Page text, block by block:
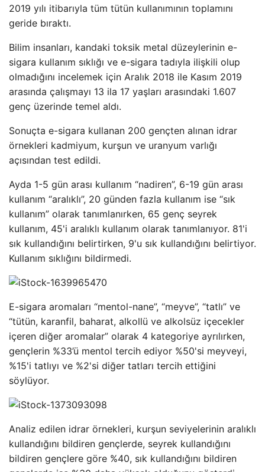
2019 yılı itibarıyla tüm tütün kullanımının toplamını
geride bıraktı.
Bilim insanları, kandaki toksik metal düzeylerinin e-
sigara kullanım sıklığı ve e-sigara tadıyla ilişkili olup
olmadığını incelemek için Aralık 2018 ile Kasım 2019
arasında çalışmayı 13 ila 17 yaşları arasındaki 1.607
genç üzerinde temel aldı.
Sonuçta e-sigara kullanan 200 gençten alınan idrar
örnekleri kadmiyum, kurşun ve uranyum varlığı
açısından test edildi.
Ayda 1-5 gün arası kullanım “nadiren”, 6-19 gün arası
kullanım “aralıklı”, 20 günden fazla kullanım ise “sık
kullanım” olarak tanımlanırken, 65 genç seyrek
kullanım, 45'i aralıklı kullanım olarak tanımlanıyor. 81'i
sık kullandığını belirtirken, 9'u sık kullandığını belirtiyor.
Kullanım sıklığını bildirmedi.
E-sigara aromaları “mentol-nane”, “meyve”, “tatlı” ve
“tütün, karanfil, baharat, alkollü ve alkolsüz içecekler
içeren diğer aromalar” olarak 4 kategoriye ayrılırken,
gençlerin %33’ü mentol tercih ediyor %50'si meyveyi,
%15'i tatlıyı ve %2'si diğer tatları tercih ettiğini
söylüyor.
Analiz edilen idrar örnekleri, kurşun seviyelerinin aralıklı
kullandığını bildiren gençlerde, seyrek kullandığını
bildiren gençlere göre %40, sık kullandığını bildiren